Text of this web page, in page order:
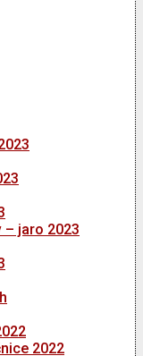
– jaro 2023
2022